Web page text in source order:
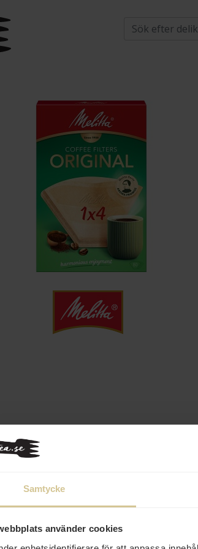
Samtycke
använder cookies